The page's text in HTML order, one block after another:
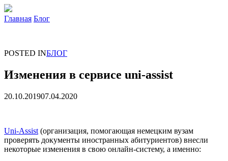
Главная Блог
POSTED INБЛОГ
Изменения в сервисе uni-assist
20.10.201907.04.2020
Uni-Assist (организация, помогающая немецким вузам
проверять документы иностранных абитуриентов) внесли
некоторые изменения в свою онлайн-систему, а именно: